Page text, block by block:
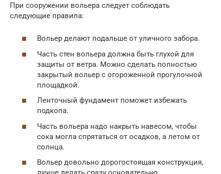
При сооружении вольера следует соблюдать
следующие правила:
Вольер делают подальше от уличного забора.
Часть стен вольера должна быть глухой для
защиты от ветра. Можно сделать полностью
закрытый вольер с огороженной прогулочной
площадкой.
Ленточный фундамент поможет избежать
подкопа.
Часть вольера надо накрыть навесом, чтобы
сока могла спрятаться от осадков, а летом от
солнца.
Вольер довольно дорогостоящая конструкция,